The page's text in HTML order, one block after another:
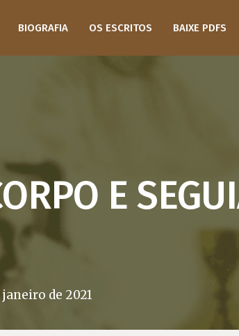
BIOGRAFIA OS ESCRITOS BAIXE PDFS
E
de 2021